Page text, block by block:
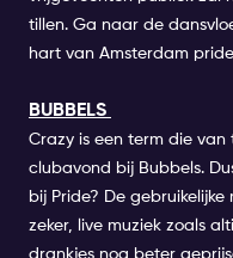
tillen. Ga naar de
hart van Amsterdam
BUBBELS
Crazy is een term die van
clubavond bij Bubbels.
bij Pride? De
zeker, live muziek zoals
drankjes nog beter